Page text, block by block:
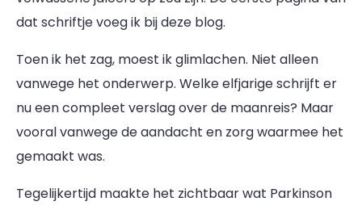
dat schriftje voeg ik bij deze blog.
Toen ik het zag, moest ik glimlachen. Niet alleen
vanwege het onderwerp. Welke elfjarige schrijft er
nu een compleet verslag over de maanreis? Maar
vooral vanwege de aandacht en zorg waarmee het
gemaakt was.
Tegelijkertijd maakte het zichtbaar wat Parkinson